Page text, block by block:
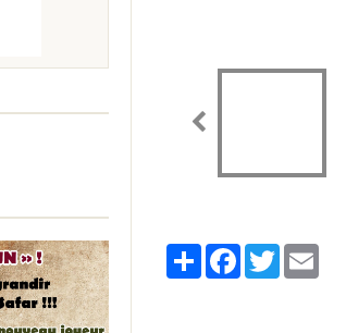
PartagerFacebook
Twitter